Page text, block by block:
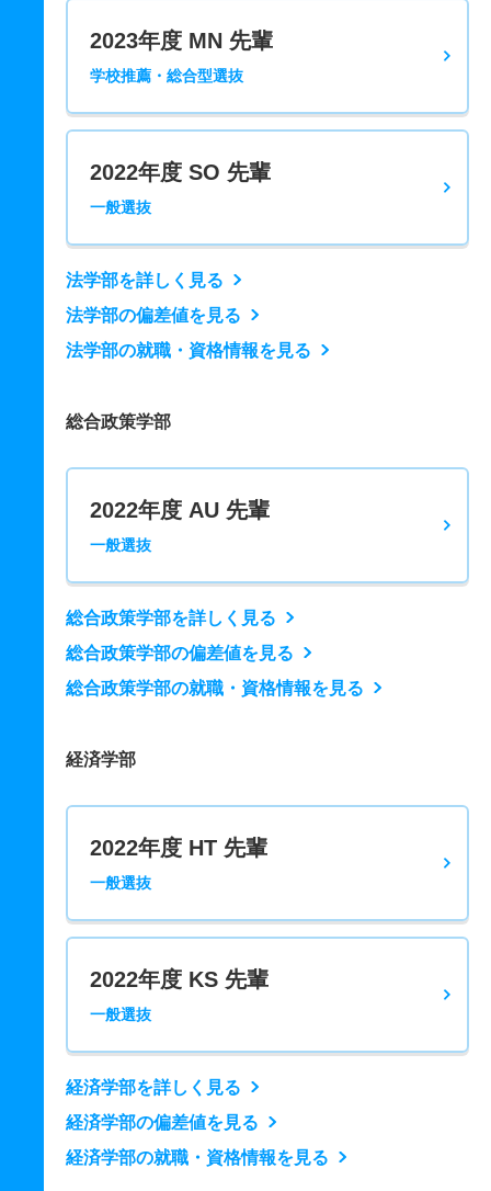
2023年度 MN 先輩
学校推薦・総合型選抜
2022年度 SO 先輩
一般選抜
法学部を詳しく見る
法学部の偏差値を見る
法学部の就職・資格情報を見る
総合政策学部
2022年度 AU 先輩
一般選抜
総合政策学部を詳しく見る
総合政策学部の偏差値を見る
総合政策学部の就職・資格情報を見る
経済学部
2022年度 HT 先輩
一般選抜
2022年度 KS 先輩
一般選抜
経済学部を詳しく見る
経済学部の偏差値を見る
経済学部の就職・資格情報を見る